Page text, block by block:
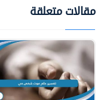
مقالات متعلقة